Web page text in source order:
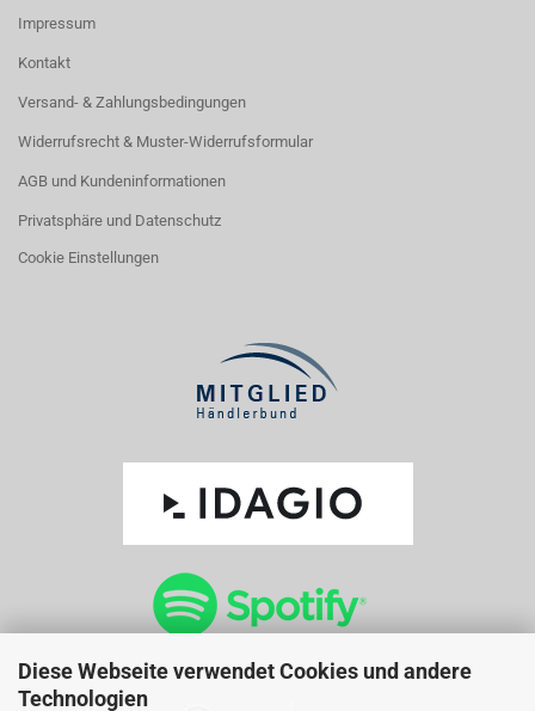
Diese Webseite verwendet Cookies und andere
Technologien
Impressum
Kontakt
Versand- & Zahlungsbedingungen
Widerrufsrecht & Muster-Widerrufsformular
AGB und Kundeninformationen
Privatsphäre und Datenschutz
Cookie Einstellungen